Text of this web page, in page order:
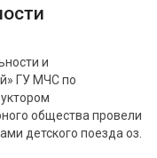
и
ГУ МЧС по
общества провели
детского поезда оз.